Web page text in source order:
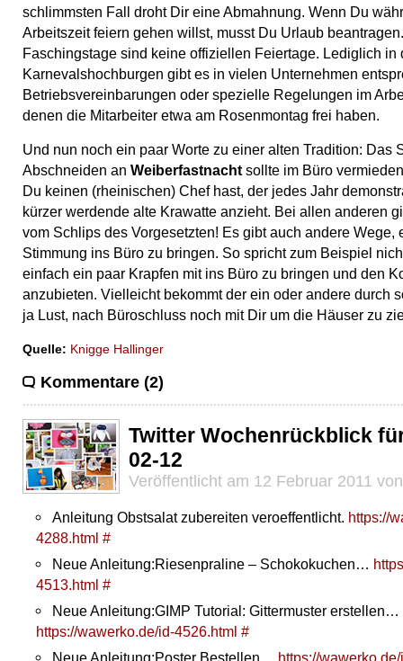
schlimmsten Fall droht Dir eine Abmahnung. Wenn Du
Arbeitszeit feiern gehen willst, musst Du Urlaub
Faschingstage sind keine offiziellen Feiertage. Lediglich in
Karnevalshochburgen gibt es in vielen Unternehmen
Betriebsvereinbarungen oder spezielle Regelungen im
denen die Mitarbeiter etwa am Rosenmontag frei haben.
Und nun noch ein paar Worte zu einer alten Tradition: Das
Abschneiden an Weiberfastnacht sollte im Büro
Du keinen (rheinischen) Chef hast, der jedes Jahr
kürzer werdende alte Krawatte anzieht. Bei allen anderen
vom Schlips des Vorgesetzten! Es gibt auch andere Wege,
Stimmung ins Büro zu bringen. So spricht zum Beispiel
einfach ein paar Krapfen mit ins Büro zu bringen und den
anzubieten. Vielleicht bekommt der ein oder andere durch
ja Lust, nach Büroschluss noch mit Dir um die Häuser zu
Quelle: Knigge Hallinger
Kommentare (2)
Twitter Wochenrückblick
02-12
Veröffentlicht am 12 Februar 2011
Anleitung Obstsalat zubereiten veroeffentlicht. https://
4288.html #
Neue Anleitung:Riesenpraline – Schokokuchen…
4513.html #
Neue Anleitung:GIMP Tutorial: Gittermuster erstellen…
https://wawerko.de/id-4526.html #
Neue Anleitung:Poster Bestellen… https://